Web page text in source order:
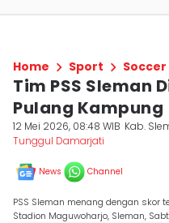
Home Sport Soccer
Tim PSS Sleman
Pulang Kampung
12 Mei 2026, 08:48 WIB Kab.
Tunggul Damarjati
News Channel
PSS Sleman menang dengan skor
Stadion Maguwoharjo, Sleman,